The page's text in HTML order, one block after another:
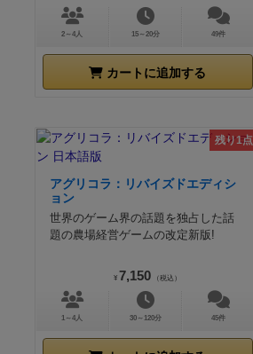
2～4人 15～20分 49件
カートに追加する
残り1点
アグリコラ：リバイズドエディシ
ョン
世界のゲーム界の話題を独占した話
題の農場経営ゲームの改定新版!
¥ 7,150 （税込）
1～4人 30～120分 45件